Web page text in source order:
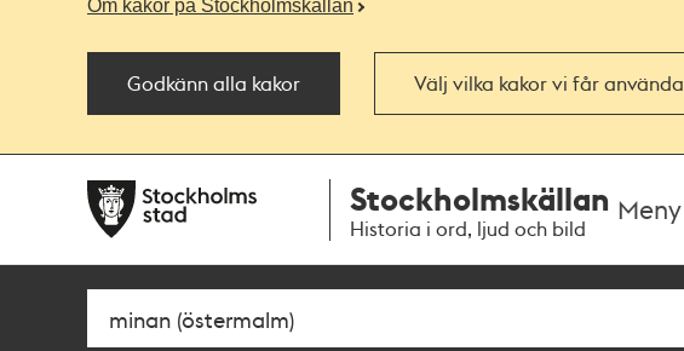
Om kakor på Stockholmskällan
Godkänn alla kakor Välj vilka kakor vi får använda
navigationen
huvudinnehållet
Stockholmskällan
Historia i ord, ljud och bild
Meny
Sök